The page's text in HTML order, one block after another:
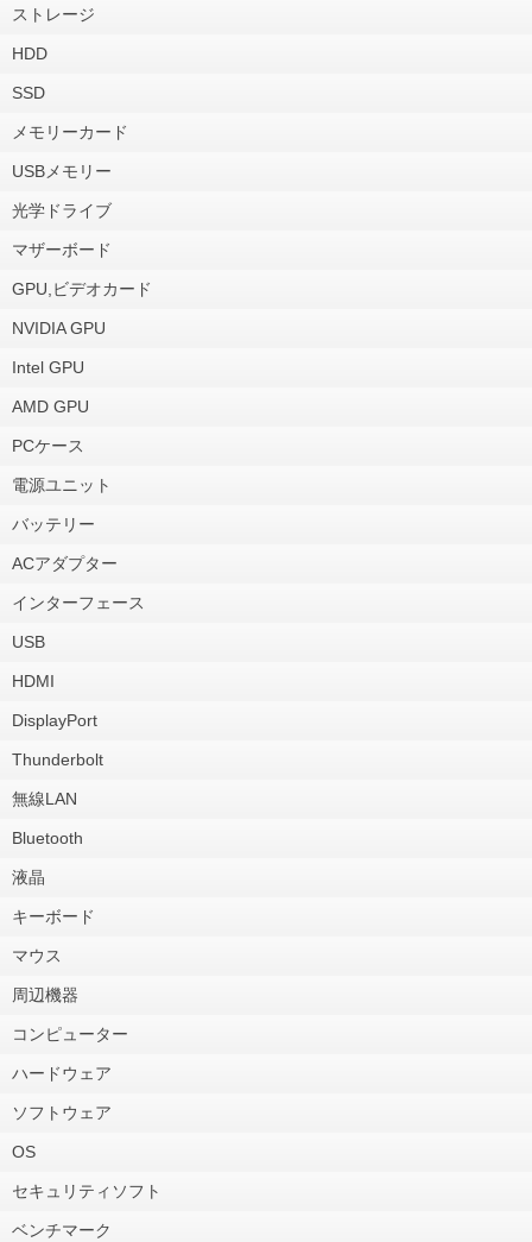
ストレージ
HDD
SSD
メモリーカード
USBメモリー
光学ドライブ
マザーボード
GPU,ビデオカード
NVIDIA GPU
Intel GPU
AMD GPU
PCケース
電源ユニット
バッテリー
ACアダプター
インターフェース
USB
HDMI
DisplayPort
Thunderbolt
無線LAN
Bluetooth
液晶
キーボード
マウス
周辺機器
コンピューター
ハードウェア
ソフトウェア
OS
セキュリティソフト
ベンチマーク